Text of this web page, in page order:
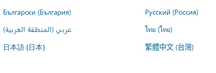
Български (България) Русский (Россия)
عربي (المنطقة العربية) ไทย (ไทย)
日本語 (日本) 繁體中文 (台灣)